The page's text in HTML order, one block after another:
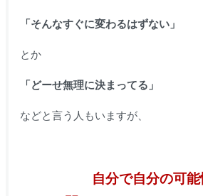
「そんなすぐに変わるはずない」
とか
「どーせ無理に決まってる」
などと言う人もいますが、
自分で自分の可能